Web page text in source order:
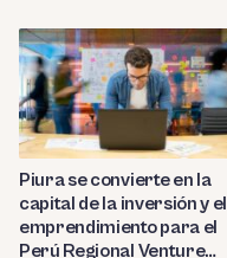
Piura se convierte en la
capital de la inversión y el
emprendimiento para el
Perú Regional Venture